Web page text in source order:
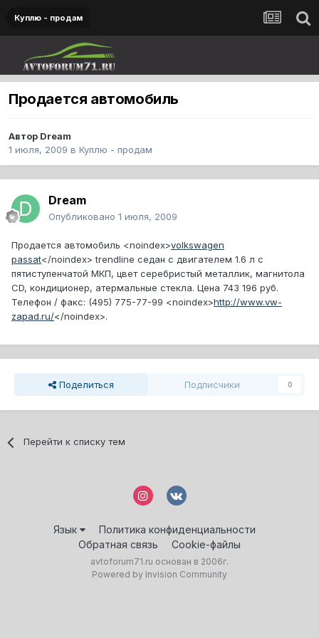
Куплю - продам
Продается автомобиль
Автор Dream
1 июля, 2009 в Куплю - продам
Dream
Опубликовано 1 июля, 2009
Продается автомобиль <noindex>volkswagen
passat</noindex> trendline седан с двигателем 1.6 л c
пятиступенчатой МКП, цвет серебристый металлик, магнитола
CD, кондиционер, атермальные стекла. Цена 743 196 руб.
Телефон / факс: (495) 775-77-99 <noindex>http://www.vw-
zapad.ru/</noindex>.
Поделиться Подписчики 0
Перейти к списку тем
Язык
Политика конфиденциальности
Обратная связь
Cookie-файлы
avtoforum71.ru основан в 2006г.
Powered by Invision Community